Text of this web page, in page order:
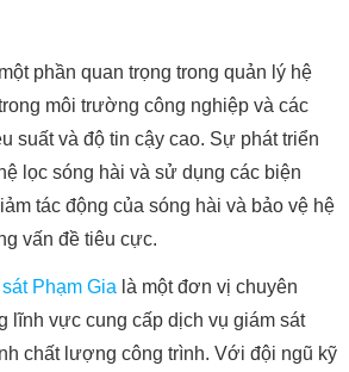
phần quan trọng trong quản lý hệ
môi trường công nghiệp và các
suất và độ tin cậy cao. Sự phát triển
lọc sóng hài và sử dụng các biện
tác động của sóng hài và bảo vệ hệ
vấn đề tiêu cực.
Phạm Gia là một đơn vị chuyên
lĩnh vực cung cấp dịch vụ giám sát
chất lượng công trình. Với đội ngũ kỹ